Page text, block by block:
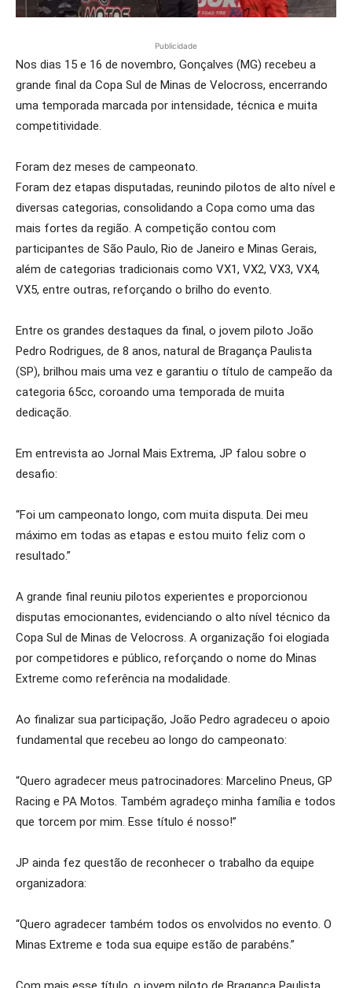
Publicidade
Nos dias 15 e 16 de novembro, Gonçalves (MG) recebeu a
grande final da Copa Sul de Minas de Velocross, encerrando
uma temporada marcada por intensidade, técnica e muita
competitividade.
Foram dez meses de campeonato.
Foram dez etapas disputadas, reunindo pilotos de alto nível e
diversas categorias, consolidando a Copa como uma das
mais fortes da região. A competição contou com
participantes de São Paulo, Rio de Janeiro e Minas Gerais,
além de categorias tradicionais como VX1, VX2, VX3, VX4,
VX5, entre outras, reforçando o brilho do evento.
Entre os grandes destaques da final, o jovem piloto João
Pedro Rodrigues, de 8 anos, natural de Bragança Paulista
(SP), brilhou mais uma vez e garantiu o título de campeão da
categoria 65cc, coroando uma temporada de muita
dedicação.
Em entrevista ao Jornal Mais Extrema, JP falou sobre o
desafio:
“Foi um campeonato longo, com muita disputa. Dei meu
máximo em todas as etapas e estou muito feliz com o
resultado.”
A grande final reuniu pilotos experientes e proporcionou
disputas emocionantes, evidenciando o alto nível técnico da
Copa Sul de Minas de Velocross. A organização foi elogiada
por competidores e público, reforçando o nome do Minas
Extreme como referência na modalidade.
Ao finalizar sua participação, João Pedro agradeceu o apoio
fundamental que recebeu ao longo do campeonato:
“Quero agradecer meus patrocinadores: Marcelino Pneus, GP
Racing e PA Motos. Também agradeço minha família e todos
que torcem por mim. Esse título é nosso!”
JP ainda fez questão de reconhecer o trabalho da equipe
organizadora:
“Quero agradecer também todos os envolvidos no evento. O
Minas Extreme e toda sua equipe estão de parabéns.”